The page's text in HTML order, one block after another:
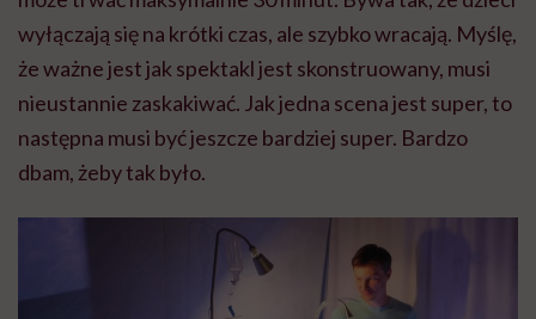
wyłączają się na krótki czas, ale szybko wracają. Myślę,
że ważne jest jak spektakl jest skonstruowany, musi
nieustannie zaskakiwać. Jak jedna scena jest super, to
następna musi być jeszcze bardziej super. Bardzo
dbam, żeby tak było.